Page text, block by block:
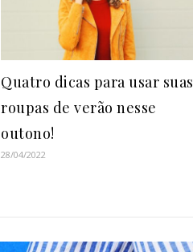
Quatro dicas para usar suas
roupas de verão nesse
outono!
28/04/2022